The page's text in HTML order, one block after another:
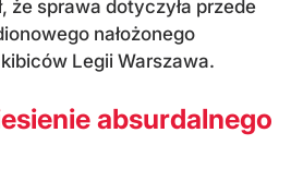
że sprawa dotyczyła przede
nałożonego
Legii Warszawa.
absurdalnego